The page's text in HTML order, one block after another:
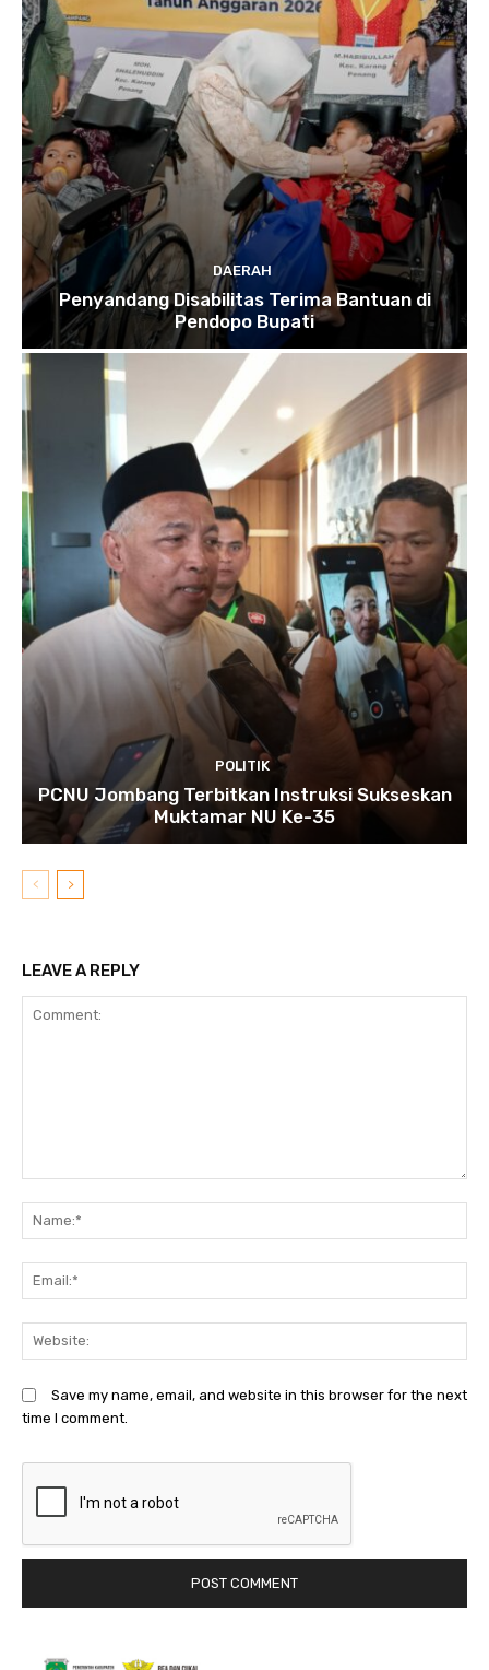
DAERAH
Penyandang Disabilitas Terima Bantuan di
Pendopo Bupati
POLITIK
PCNU Jombang Terbitkan Instruksi Sukseskan
Muktamar NU Ke-35
LEAVE A REPLY
Save my name, email, and website in this browser for the next
time I comment.